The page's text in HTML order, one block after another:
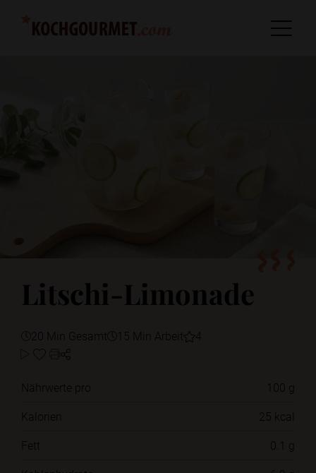
Litschi-Limonade
20 Min Gesamt 15 Min Arbeit 4
Nährwerte pro
100 g
Kalorien
25 kcal
Fett
0.1 g